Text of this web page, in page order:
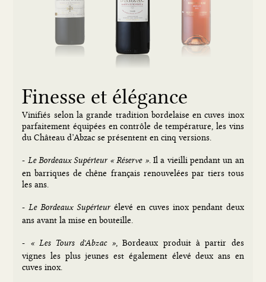
Finesse et élégance
Vinifiés selon la grande tradition bordelaise en cuves inox
parfaitement équipées en contrôle de température, les vins
du Château d’Abzac se présentent en cinq versions.
- Le Bordeaux Supérieur « Réserve ». Il a vieilli pendant un an
en barriques de chêne français renouvelées par tiers tous
les ans.
-Le Bordeaux Supérieurélevé en cuves inox pendant deux
ans avant la mise en bouteille.
-
« Les Tours d'Abzac », Bordeaux produit à partir des
vignes les plus jeunes est également élevé deux ans en
cuves inox.